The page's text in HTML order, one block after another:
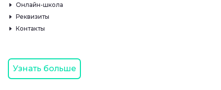
Онлайн-школа
Реквизиты
Контакты
Узнать больше